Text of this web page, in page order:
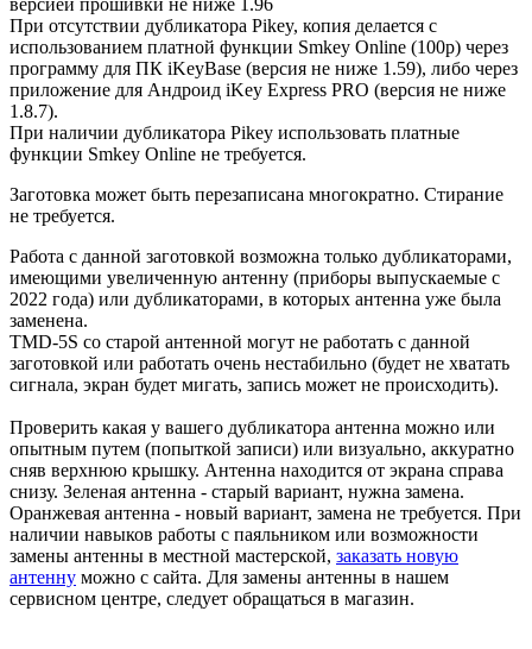
версией прошивки не ниже 1.96
При отсутствии дубликатора Pikey, копия делается с
использованием платной функции Smkey Online (100р) через
программу для ПК iKeyBase (версия не ниже 1.59), либо через
приложение для Андроид iKey Express PRO (версия не ниже
1.8.7).
При наличии дубликатора Pikey использовать платные
функции Smkey Online не требуется.
Заготовка может быть перезаписана многократно. Стирание
не требуется.
Работа с данной заготовкой возможна только дубликаторами,
имеющими увеличенную антенну (приборы выпускаемые с
2022 года) или дубликаторами, в которых антенна уже была
заменена.
TMD-5S со старой антенной могут не работать с данной
заготовкой или работать очень нестабильно (будет не хватать
сигнала, экран будет мигать, запись может не происходить).
Проверить какая у вашего дубликатора антенна можно или
опытным путем (попыткой записи) или визуально, аккуратно
сняв верхнюю крышку. Антенна находится от экрана справа
снизу. Зеленая антенна - старый вариант, нужна замена.
Оранжевая антенна - новый вариант, замена не требуется. При
наличии навыков работы с паяльником или возможности
замены антенны в местной мастерской, заказать новую
антенну можно с сайта. Для замены антенны в нашем
сервисном центре, следует обращаться в магазин.